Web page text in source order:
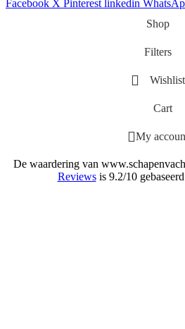
Facebook X Pinterest linkedin
Shop
Filters
Wishlist
Cart
My
De waardering van
Reviewsis 9.2/10